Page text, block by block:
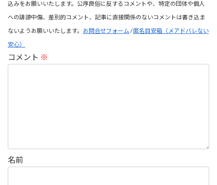
込みをお願いいたします。公序良俗に反するコメントや、特定の団体や個人
への誹謗中傷、差別的コメント、記事に直接関係のないコメントは書き込ま
ないようお願いいたします。 お問合せフォーム /匿名目安箱（メアドバレない
安心）
コメント ※
名前